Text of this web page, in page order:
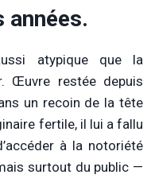
années.
atypique que la
Œuvre restée depuis
un recoin de la tête
fertile, il lui a fallu
à la notoriété
surtout du public —